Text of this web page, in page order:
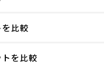
比較
を比較